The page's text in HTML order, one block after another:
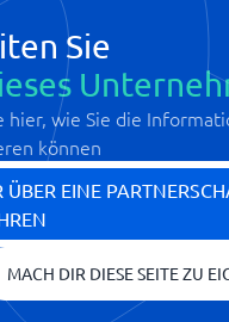
Sie
hier, wie Sie die
können
ÜBER EINE
MACH DIR DIESE SEITE ZU